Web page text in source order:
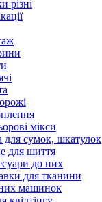
різні
мікси
для сумок, шкатулок
для шиття
до них
для тканини
машинок